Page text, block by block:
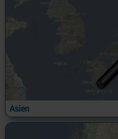
Asien